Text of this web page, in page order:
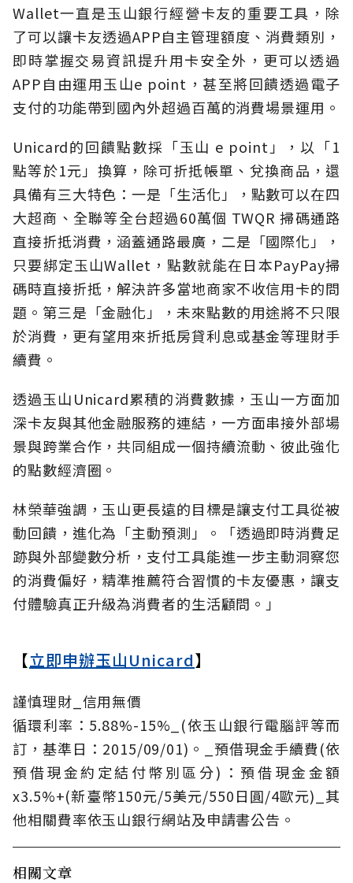
Wallet一直是玉山銀行經營卡友的重要工具，除
了可以讓卡友透過APP自主管理額度、消費類別，
即時掌握交易資訊提升用卡安全外，更可以透過
APP自由運用玉山e point，甚至將回饋透過電子
支付的功能帶到國內外超過百萬的消費場景運用。
Unicard的回饋點數採「玉山 e point」，以「1
點等於1元」換算，除可折抵帳單、兌換商品，還
具備有三大特色：一是「生活化」，點數可以在四
大超商、全聯等全台超過60萬個 TWQR 掃碼通路
直接折抵消費，涵蓋通路最廣，二是「國際化」，
只要綁定玉山Wallet，點數就能在日本PayPay掃
碼時直接折抵，解決許多當地商家不收信用卡的問
題。第三是「金融化」，未來點數的用途將不只限
於消費，更有望用來折抵房貸利息或基金等理財手
續費。
透過玉山Unicard累積的消費數據，玉山一方面加
深卡友與其他金融服務的連結，一方面串接外部場
景與跨業合作，共同組成一個持續流動、彼此強化
的點數經濟圈。
林榮華強調，玉山更長遠的目標是讓支付工具從被
動回饋，進化為「主動預測」。「透過即時消費足
跡與外部變數分析，支付工具能進一步主動洞察您
的消費偏好，精準推薦符合習慣的卡友優惠，讓支
付體驗真正升級為消費者的生活顧問。」
【立即申辦玉山Unicard】
謹慎理財_信用無價
循環利率：5.88%-15%_(依玉山銀行電腦評等而
訂，基準日：2015/09/01)。_預借現金手續費(依
預借現金約定結付幣別區分)：預借現金金額
x3.5%+(新臺幣150元/5美元/550日圓/4歐元)_其
他相關費率依玉山銀行網站及申請書公告。
相關文章